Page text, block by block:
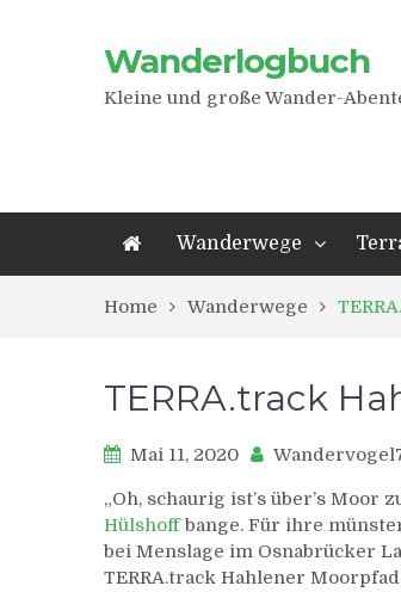
Wanderlogbuch
Kleine und große Wander-
Wanderwege
Home Wanderwege
TERRA.track
Mai 11, 2020
„Oh, schaurig ist’s über’s
Hülshoffbange. Für ihre
bei Menslage im Osnabrücker
TERRA.track Hahlener